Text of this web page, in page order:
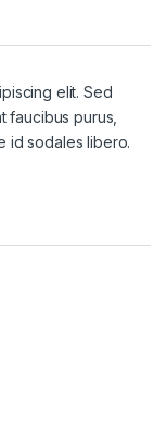
elit. Sed
faucibus purus,
id sodales libero.